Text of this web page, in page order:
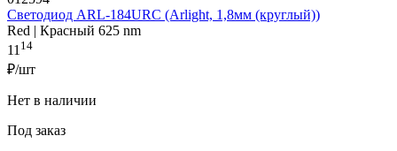
Светодиод ARL-184URC (Arlight, 1,8мм (круглый))
Red | Красный 625 nm
1114
₽/шт
Нет в наличии
Под заказ